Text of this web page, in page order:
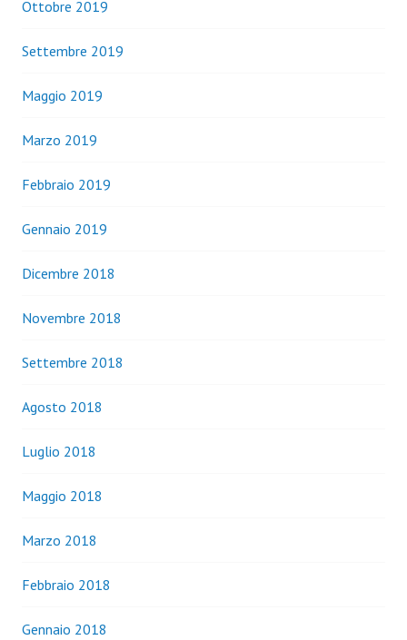
Ottobre 2019
Settembre 2019
Maggio 2019
Marzo 2019
Febbraio 2019
Gennaio 2019
Dicembre 2018
Novembre 2018
Settembre 2018
Agosto 2018
Luglio 2018
Maggio 2018
Marzo 2018
Febbraio 2018
Gennaio 2018